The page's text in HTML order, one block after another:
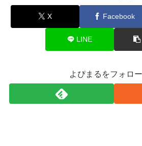
X Facebook
LINE
よぴまるをフォロ